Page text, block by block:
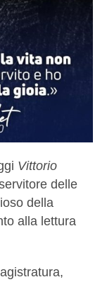
Vittorio
delle
della
alla lettura